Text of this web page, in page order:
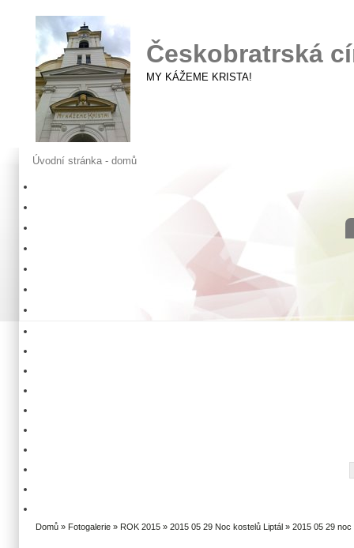
Českobratrská
MY KÁŽEME KRISTA!
Úvodní stránka - domů
Domů » Fotogalerie » ROK 2015 » 2015 05 29 Noc kostelů Liptál » 2015 05 29